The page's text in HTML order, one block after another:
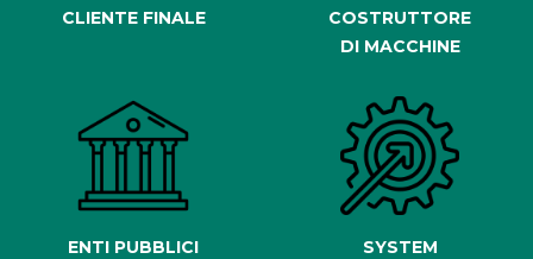
CLIENTE FINALE
COSTRUTTORE
DI MACCHINE
ENTI PUBBLICI
SYSTEM